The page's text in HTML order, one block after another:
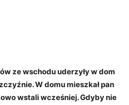
ze wschodu uderzyły w dom
W domu mieszkał pan
wstali wcześniej. Gdyby nie